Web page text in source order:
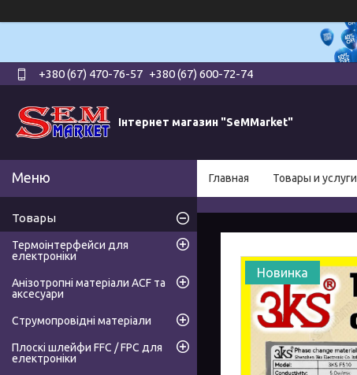
+380 (67) 470-76-57 +380 (67) 600-72-74
Інтернет магазин "SeMMarket"
Главная Товары и услуги
Новинка
Товары
Термоінтерфейси для
електроніки
Анізотропні матеріали ACF та
аксесуари
Струмопровідні матеріали
Плоскі шлейфи FFC / FPC для
електроніки